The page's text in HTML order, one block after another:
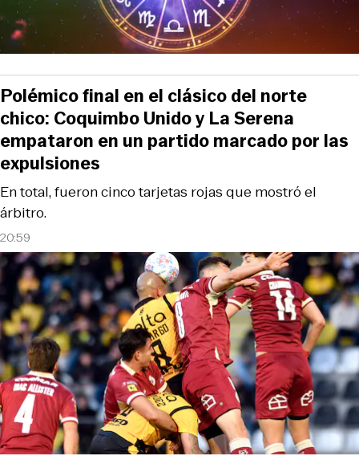
20:59
En total, fueron cinco tarjetas rojas que mostró el
árbitro.
Polémico final en el clásico del norte
chico: Coquimbo Unido y La Serena
empataron en un partido marcado por las
expulsiones